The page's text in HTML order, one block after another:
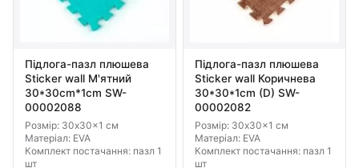
Підлога-пазл плюшева
Sticker wall М'ятний
30*30cm*1cm SW-
00002088
Розмір: 30x30x1 см
Матеріал: EVA
Комплект постачання: пазл 1
шт
Підлога-пазл плюшева
Sticker wall Коричнева
30*30*1cm (D) SW-
00002082
Розмір: 30x30x1 см
Матеріал: EVA
Комплект постачання: пазл 1
шт